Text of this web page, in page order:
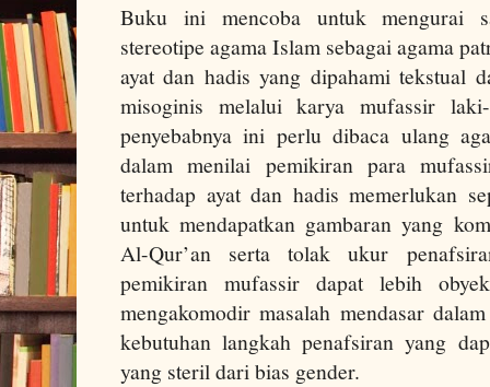
Buku ini mencoba untuk mengurai
stereotipe agama Islam sebagai agama
ayat dan hadis yang dipahami tekstual
misoginis melalui karya mufassir
penyebabnya ini perlu dibaca ulang
dalam menilai pemikiran para
terhadap ayat dan hadis memerlukan
untuk mendapatkan gambaran yang
Al-Qur’an serta tolak ukur
pemikiran mufassir dapat lebih
mengakomodir masalah mendasar
kebutuhan langkah penafsiran yang
yang steril dari bias gender.